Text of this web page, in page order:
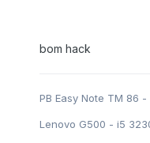
bom hack
PB Easy Note TM 86
Lenovo G500 - i5